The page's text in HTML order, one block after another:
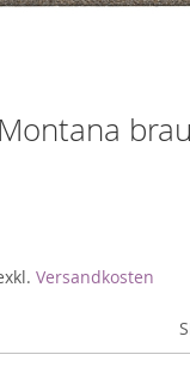
Versandkosten